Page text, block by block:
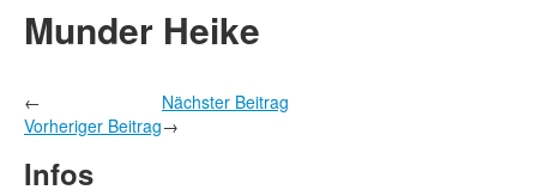
Über uns
Shop
Zeitschrift
Bücher
Munder Heike
←
Vorheriger Beitrag
Nächster Beitrag
→
Infos